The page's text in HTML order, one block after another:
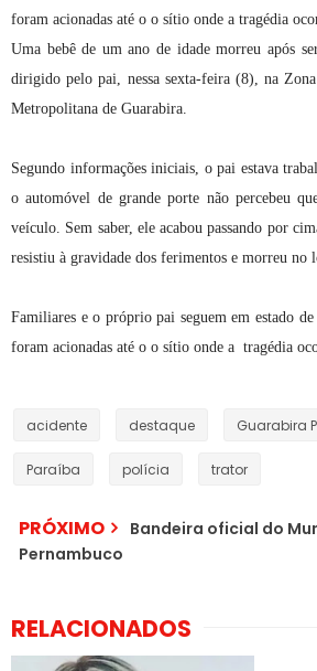
foram acionadas até o o sítio onde a tragédia
Uma bebê de um ano de idade morreu após
dirigido pelo pai, nessa sexta-feira (8), na
Metropolitana de Guarabira.
Segundo informações iniciais, o pai estava
o automóvel de grande porte não percebeu
veículo. Sem saber, ele acabou passando por
resistiu à gravidade dos ferimentos e morreu no
Familiares e o próprio pai seguem em estado
foram acionadas até o o sítio onde a tragédia
acidente destaque Guarabira
Paraíba polícia trator
PRÓXIMO
Bandeira oficial do
Pernambuco
RELACIONADOS